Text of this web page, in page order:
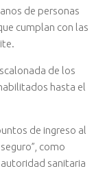
de personas
cumplan con las
de los
hasta el
de ingreso al
como
sanitaria